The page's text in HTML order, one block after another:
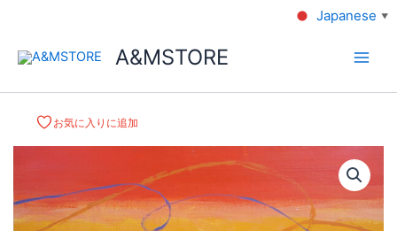
A&MSTORE
お気に入りに追加
Japanese ▼